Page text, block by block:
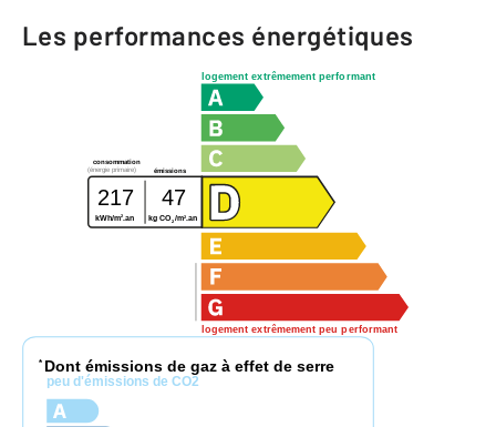
Les performances énergétiques
logement extrêmement performant
logement extrêmement peu performant
consommation
émissions
(énergie primaire)
217 47
kWh/m2.an kg CO2 /m2 .an
* Dont émissions de gaz à effet de serre
peu d'émissions de CO2